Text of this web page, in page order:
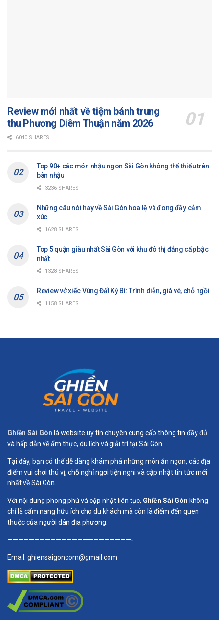
Review mới nhất về tiệm bánh trung
thu Phương Diêm Thuận năm 2026
6040 SHARES
Top 90+ các món nhậu ngon Sài Gòn không thể thiếu trên
bàn nhậu
3236 SHARES
Những câu nói hay về Sài Gòn hoa lệ và đong đầy cảm
xúc
1628 SHARES
Top 5 quận giàu nhất Sài Gòn với khu đô thị đẳng cấp bậc
nhất
1328 SHARES
Review vở xiếc Vùng Đất Kỳ Bí: Trình diễn, giá vé, chỗ ngồi
1158 SHARES
Ghiền Sài Gòn là website uy tín chuyên cung cấp thông tin đầy đủ
và hấp dẫn về ẩm thực, du lịch và giải trí tại Sài Gòn.
Tại đây, bạn có thể dễ dàng khám phá những món ăn ngon, các địa
điểm vui chơi thú vị, chỗ nghỉ ngơi tiện nghi và cập nhật tin tức mới
nhất về Sài Gòn.
Với nội dung phong phú và cập nhật liên tục, Ghiền Sài Gòn không
chỉ là cẩm nang hữu ích cho du khách mà còn là điểm đến quen
thuộc của người dân địa phương.
———————————————————————-
Email: ghiensaigoncom@gmail.com